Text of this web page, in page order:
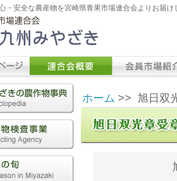
・安全な農産物を宮崎県青果市場連合会よりお届け
ホーム >> 旭日双